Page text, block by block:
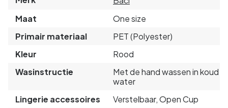
Maat
One size
Primair materiaal
PET (Polyester)
Kleur
Rood
Wasinstructie
Met de hand wassen in koud
water
Lingerie accessoires
Verstelbaar, Open Cup